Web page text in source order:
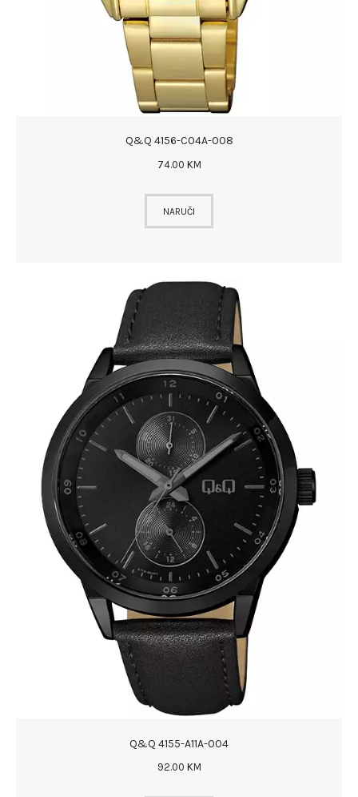
Q&Q 4156-C04A-008
74.00 KM
NARUČI
Q&Q 4155-A11A-004
92.00 KM